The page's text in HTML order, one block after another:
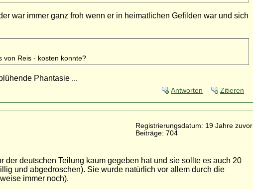
war immer ganz froh wenn er in heimatlichen Gefilden war und sich
von Reis - kosten konnte?
Phantasie ...
Antworten Zitieren
Registrierungsdatum: 19 Jahre zuvor
Beiträge: 704
der deutschen Teilung kaum gegeben hat und sie sollte es auch 20
und abgedroschen). Sie wurde natürlich vor allem durch die
immer noch).